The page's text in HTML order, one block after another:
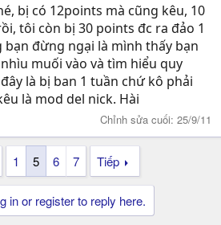
bị có 12points mà cũng kêu, 10
tôi còn bị 30 points đc ra đảo 1
đừng ngại là mình thấy bạn
muối vào và tìm hiểu quy
là bị ban 1 tuần chứ kô phải
là mod del nick. Hài
Chỉnh sửa cuối: 25/9/11
1 5 6 7 Tiếp
in or register to reply here.